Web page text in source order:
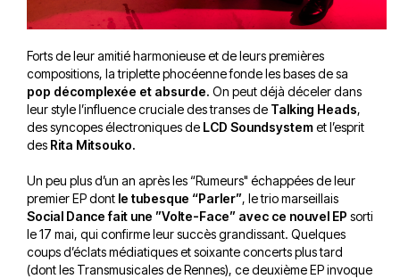
Forts de leur amitié harmonieuse et de leurs premières
compositions, la triplette phocéenne fonde les bases de sa
pop décomplexée et absurde. On peut déjà déceler dans
leur style l’influence cruciale des transes de Talking Heads,
des syncopes électroniques de LCD Soundsystemet l’esprit
des Rita Mitsouko.
Un peu plus d’un an après les “Rumeurs" échappées de leur
premier EP dont le tubesque “Parler”, le trio marseillais
Social Dance fait une ”Volte-Face” avec ce nouvel EP sorti
le 17 mai, qui confirme leur succès grandissant. Quelques
coups d’éclats médiatiques et soixante concerts plus tard
(dont les Transmusicales de Rennes), ce deuxième EP invoque